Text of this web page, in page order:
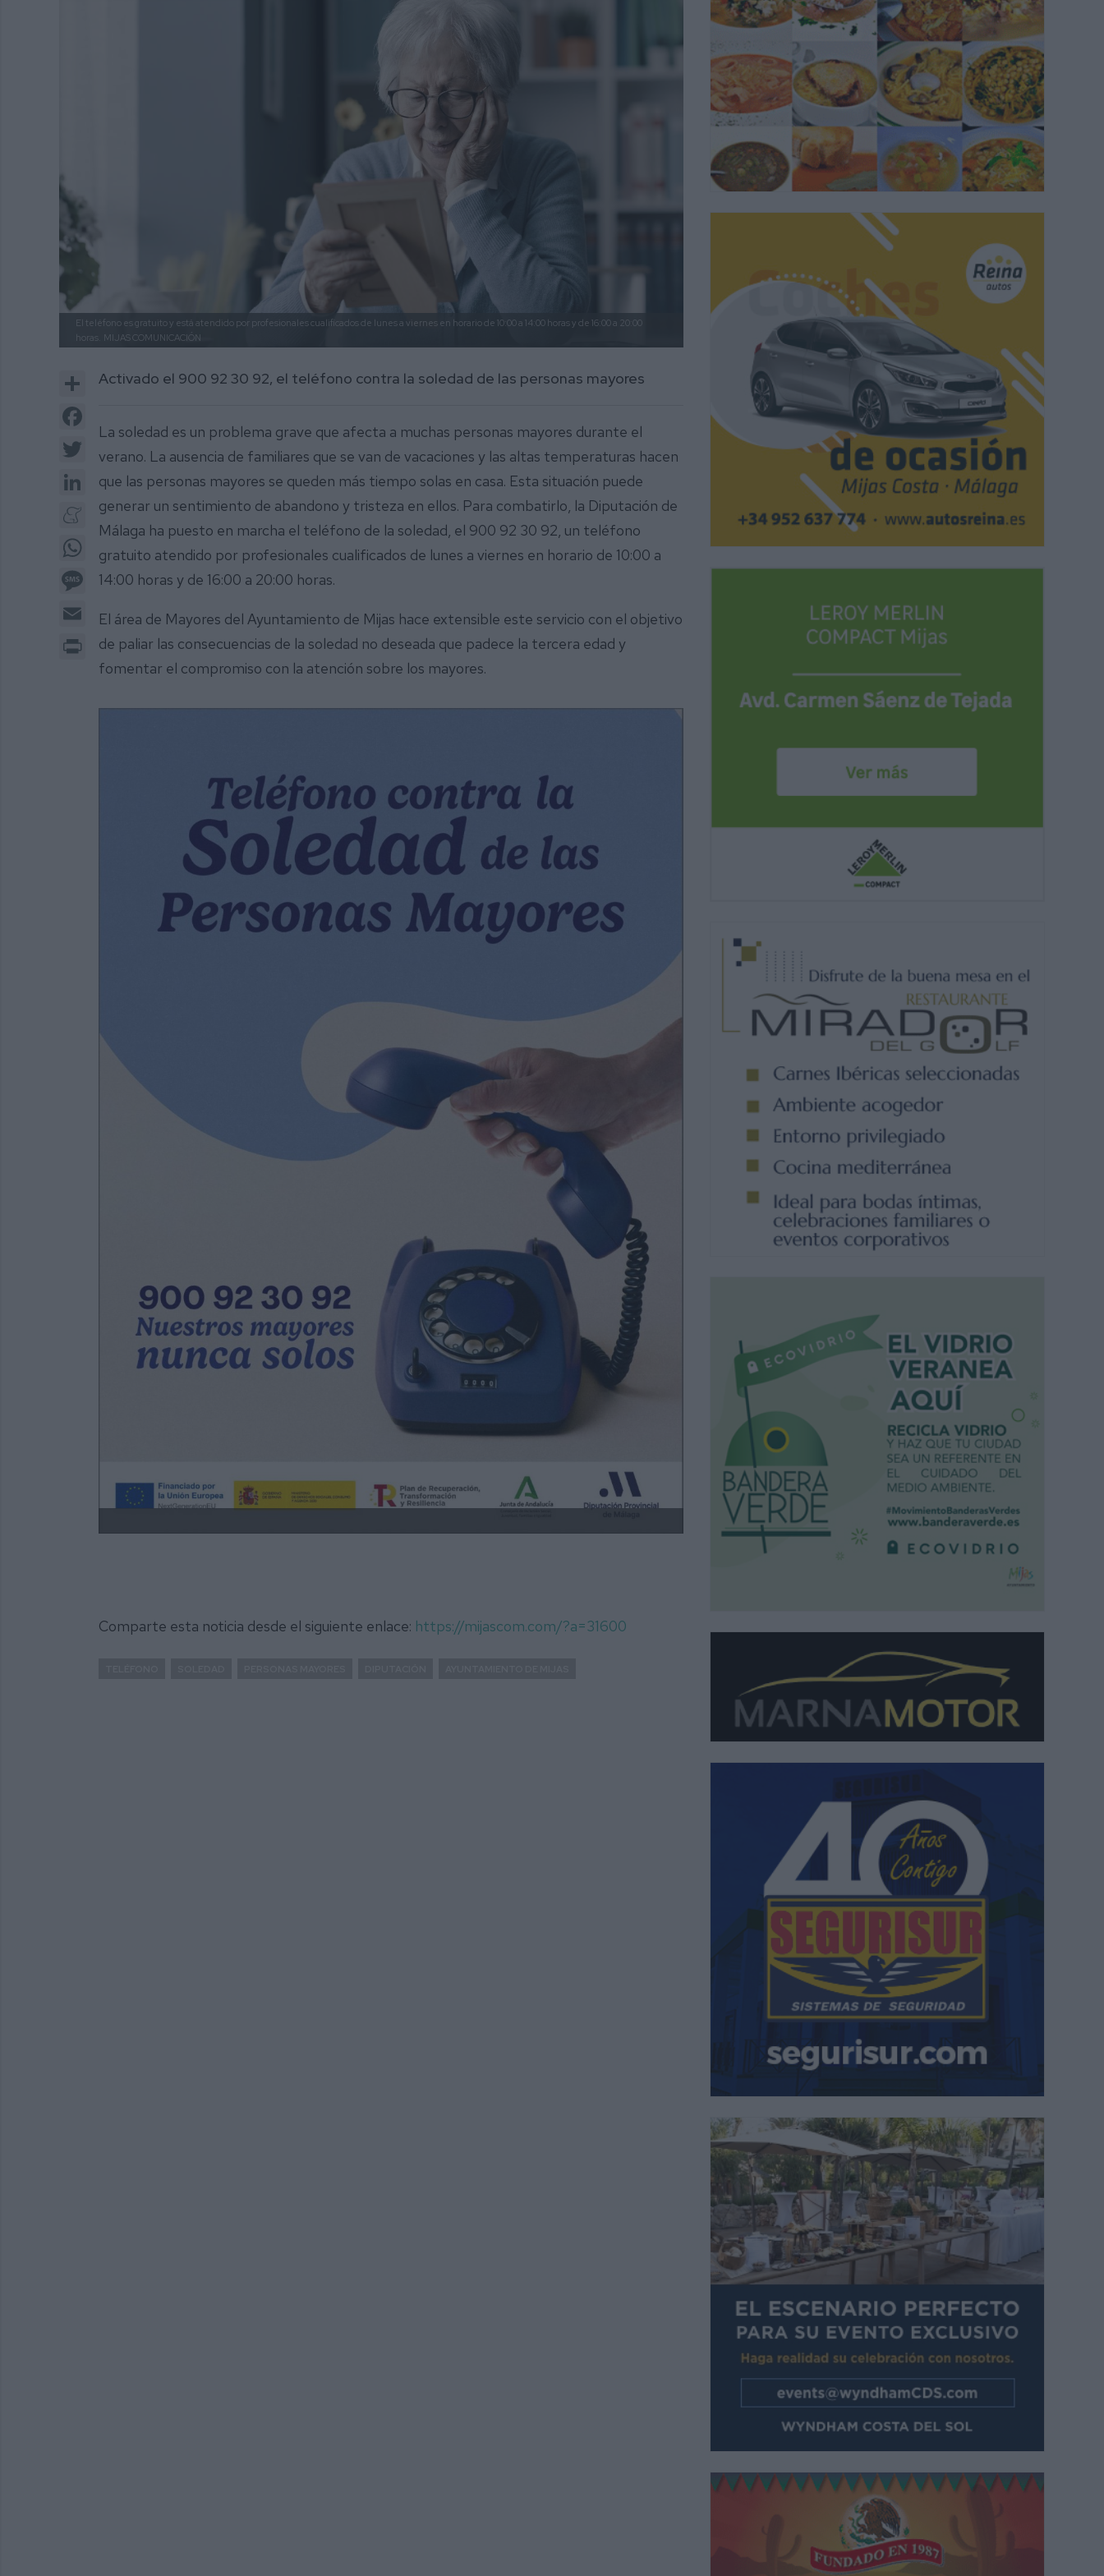
El teléfono es gratuito y está atendido por profesionales cualificados de lunes a viernes en horario de 10:00 a 14:00 horas y de 16:00 a 20:00
horas.
MIJAS COMUNICACIÓN
Share
Twitter
LinkedIn
Meneame
WhatsApp
Message
Print
Activado el 900 92 30 92, el teléfono contra la soledad de las personas mayores
La soledad es un problema grave que afecta a muchas personas mayores durante el
verano. La ausencia de familiares que se van de vacaciones y las altas temperaturas hacen
que las personas mayores se queden más tiempo solas en casa. Esta situación puede
generar un sentimiento de abandono y tristeza en ellos. Para combatirlo, la Diputación de
Málaga ha puesto en marcha el teléfono de la soledad, el 900 92 30 92, un teléfono
gratuito atendido por profesionales cualificados de lunes a viernes en horario de 10:00 a
14:00 horas y de 16:00 a 20:00 horas.
El área de Mayores del Ayuntamiento de Mijas hace extensible este servicio con el objetivo
de paliar las consecuencias de la soledad no deseada que padece la tercera edad y
fomentar el compromiso con la atención sobre los mayores.
Comparte esta noticia desde el siguiente enlace: https://mijascom.com/?a=31600